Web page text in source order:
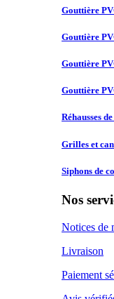
Gouttière
Gouttière
Gouttière
Gouttière
Réhausses de
Grilles et
Siphons de
Nos
Notices de
Livraison
Paiement